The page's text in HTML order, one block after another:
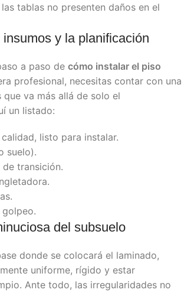
las tablas no presenten daños en el
y la planificación
a paso de cómo instalar el piso
profesional, necesitas contar con una
que va más allá de solo el
un listado:
listo para instalar.
suelo).
transición.
del subsuelo
donde se colocará el laminado,
uniforme, rígido y estar
Ante todo, las irregularidades no